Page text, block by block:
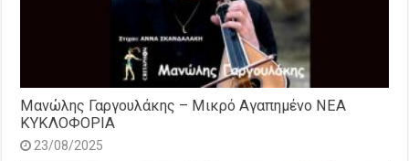
Μανώλης Γαργουλάκης – Μικρό Αγαπημένο NEΑ
ΚΥΚΛΟΦΟΡΙΑ
23/08/2025